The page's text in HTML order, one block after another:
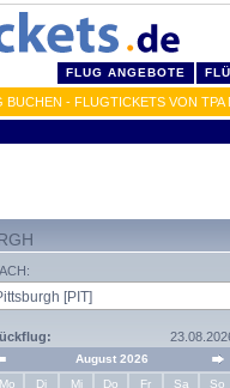
FLUG ANGEBOTE
- FLUGTICKETS VON TPA
August 2026
Mo
Di Mi Do Fr Sa So